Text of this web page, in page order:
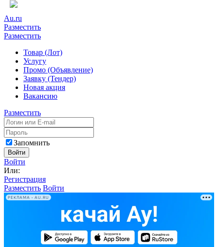
Au.ru
Разместить
Разместить
Товар (Лот)
Услугу
Промо (Объявление)
Заявку (Тендер)
Новая акция
Вакансию
Разместить
Запомнить
Войти
Войти
Или:
Регистрация
Разместить Войти
РЕКЛАМА • AU.RU